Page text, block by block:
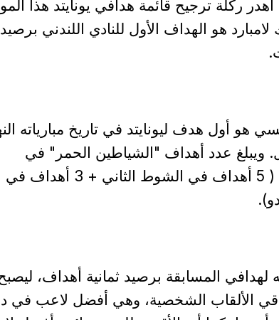
ركلة ترجيح قائمة هدافي يونايتد هذا
أول هدف ليونايتد في تاريخ مبارياته
ويبلغ عدد أهداف "الشياطين الحمر" في
المباريات النهائية تسعة أهداف ( 5 أهداف في الشوط الثاني + 3 أهداف في
المسابقة برصيد ثمانية أهداف،
الألقاب الشخصية، وهي أفضل لاعب في